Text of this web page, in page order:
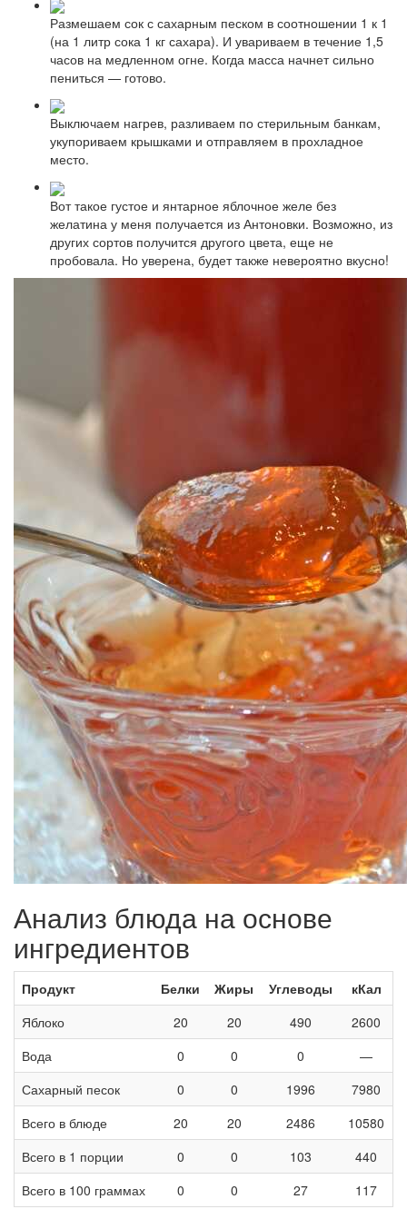
Размешаем сок с сахарным песком в соотношении 1 к 1
(на 1 литр сока 1 кг сахара). И увариваем в течение 1,5
часов на медленном огне. Когда масса начнет сильно
пениться — готово.
Выключаем нагрев, разливаем по стерильным банкам,
укупориваем крышками и отправляем в прохладное
место.
Вот такое густое и янтарное яблочное желе без
желатина у меня получается из Антоновки. Возможно, из
других сортов получится другого цвета, еще не
пробовала. Но уверена, будет также невероятно вкусно!
Анализ блюда на основе
ингредиентов
Продукт Белки Жиры Углеводы
кКал
Яблоко
20 20 490
2600
Вода
0 0 0
—
Сахарный песок
0 0 1996
7980
Всего в блюде
20 20 2486
10580
Всего в 1 порции
0 0 103
440
Всего в 100 граммах
0 0 27 117